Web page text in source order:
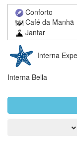
Conforto
Café da Manhã
Jantar
Interna
Interna Bella